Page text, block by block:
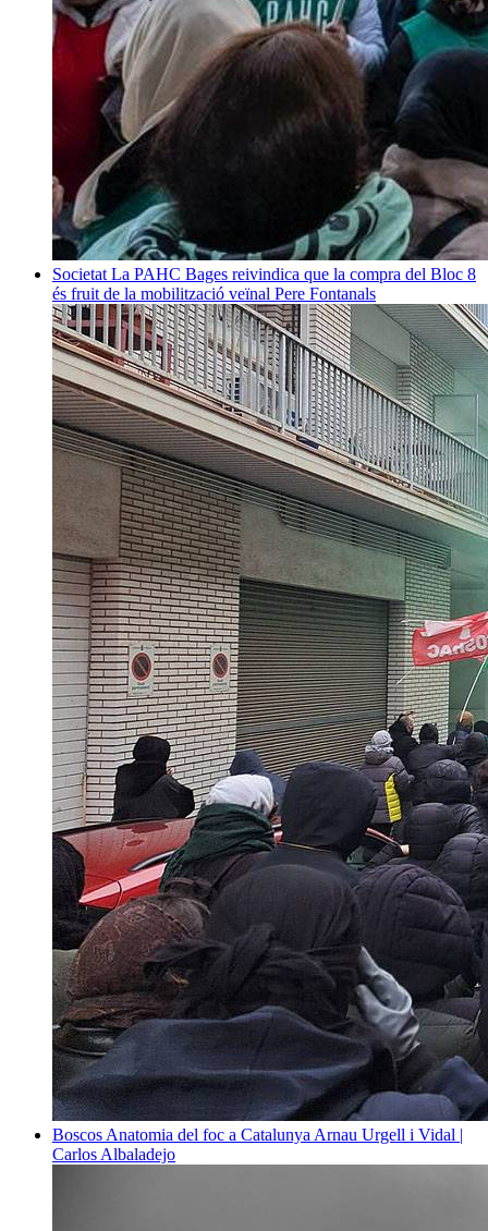
Societat La PAHC Bages reivindica que la compra del Bloc 8
és fruit de la mobilització veïnal Pere Fontanals
Boscos Anatomia del foc a Catalunya Arnau Urgell i Vidal |
Carlos Albaladejo